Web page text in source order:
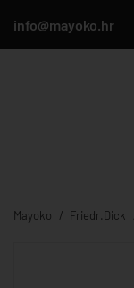
info@mayoko.hr
Mayoko Friedr.Dick